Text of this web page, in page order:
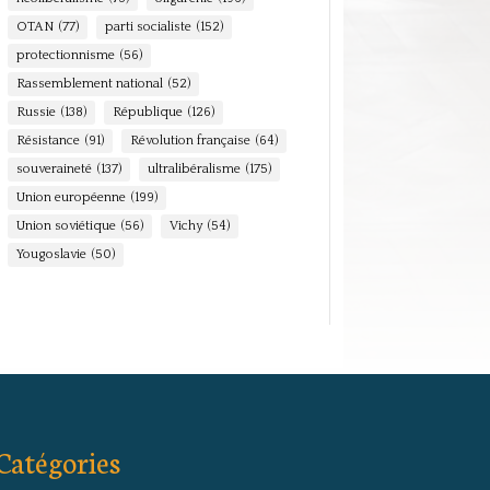
OTAN (77) parti socialiste (152)
protectionnisme (56)
Rassemblement national (52)
Russie (138) République (126)
Résistance (91) Révolution française (64)
souveraineté (137) ultralibéralisme (175)
Union européenne (199)
Union soviétique (56) Vichy (54)
Yougoslavie (50)